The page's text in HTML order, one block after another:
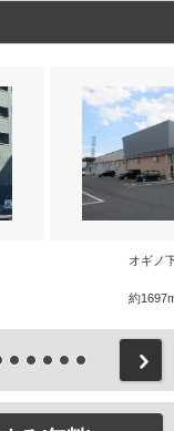
オギノ
約